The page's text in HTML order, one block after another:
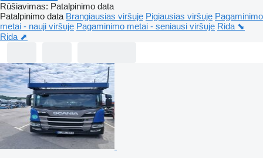
Rūšiavimas: Patalpinimo data
Patalpinimo data Brangiausias viršuje Pigiausias viršuje Pagaminimo
metai - nauji viršuje Pagaminimo metai - seniausi viršuje Rida ⬊
Rida ⬈